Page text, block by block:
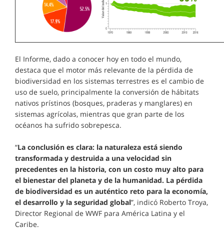
El Informe, dado a conocer hoy en todo el mundo,
destaca que el motor más relevante de la pérdida de
biodiversidad en los sistemas terrestres es el cambio de
uso de suelo, principalmente la conversión de hábitats
nativos prístinos (bosques, praderas y manglares) en
sistemas agrícolas, mientras que gran parte de los
océanos ha sufrido sobrepesca.
“La conclusión es clara: la naturaleza está siendo
transformada y destruida a una velocidad sin
precedentes en la historia, con un costo muy alto para
el bienestar del planeta y de la humanidad. La pérdida
de biodiversidad es un auténtico reto para la economía,
el desarrollo y la seguridad global”, indicó Roberto Troya,
Director Regional de WWF para América Latina y el
Caribe.